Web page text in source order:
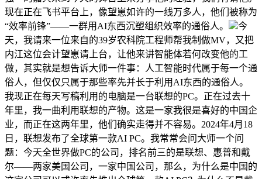
现在正在飞书平台上，像望崽如许的一线万多人，他们被称为
“效率前锋”——一群用AI东西沉塑组织效率的通俗人。
今
天，我请来一位来自的39岁农科院工程师帮我制做MV，又把
内江这位会计望崽请上台，让他来讲智能体若何改变他的工
做，其实就是想告诉大师一件事：人工智能时代属于每一个通
俗人，但仅仅只属于那些率先并长于利用AI东西的通俗人。
我现正在每天写稿利用的电脑是一台联想的PC。正在过去十
年里，我一曲利用联想的产物。这是一家我很是喜好的中国企
业，而正在这两年里，他们确实走得并不容易。2024年4月18
日，联想发布了全球第一款AI PC。我常常会问大师一个问
题：今天全世界做PC的公司，排名前三的是联想、惠普和戴
尔——两家美国公司，一家中国公司，那么，为什么是中国的